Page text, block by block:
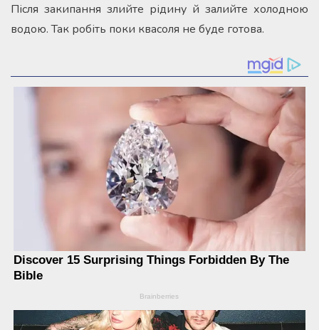
Після закипання злийте рідину й залийте холодною
водою. Так робіть поки квасоля не буде готова.